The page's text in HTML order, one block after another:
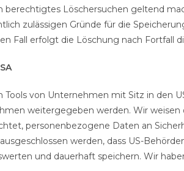
berechtigtes Löschersuchen geltend
zulässigen Gründe für die
Fall erfolgt die Löschung nach Fortfall
von Unternehmen mit Sitz in den
weitergegeben werden. Wir
personenbezogene Daten an
werden, dass US-
und dauerhaft speichern. Wir